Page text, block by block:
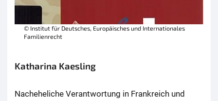
© Institut für Deutsches, Europäisches und Internationales
Familienrecht
Katharina Kaesling
Nacheheliche Verantwortung in Frankreich und